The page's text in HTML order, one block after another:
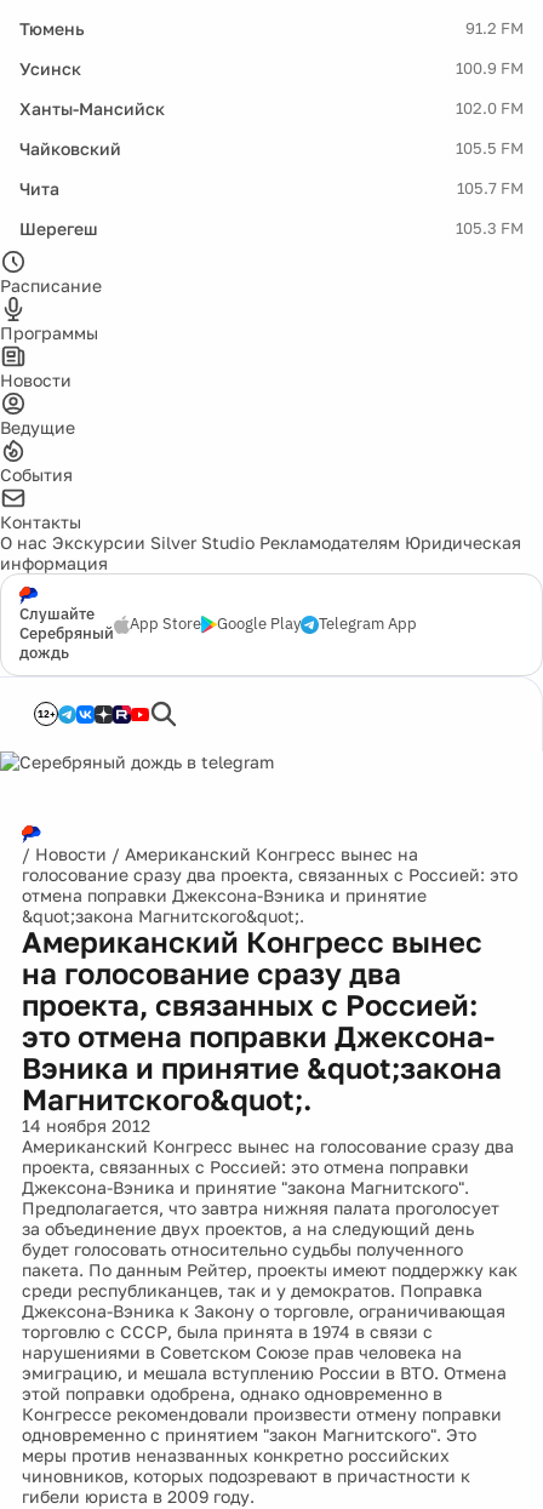
Тюмень 91.2 FM
Усинск 100.9 FM
Ханты-Мансийск 102.0 FM
Чайковский 105.5 FM
Чита 105.7 FM
Шерегеш 105.3 FM
Расписание
Программы
Новости
Ведущие
События
Контакты
О нас Экскурсии Silver Studio Рекламодателям Юридическая
информация
Слушайте
Серебряный
дождь
App Store Google Play Telegram App
12+
/ Новости / Американский Конгресс вынес на
голосование сразу два проекта, связанных с Россией: это
отмена поправки Джексона-Вэника и принятие
&quot;закона Магнитского&quot;.
Американский Конгресс вынес
на голосование сразу два
проекта, связанных с Россией:
это отмена поправки Джексона-
Вэника и принятие &quot;закона
Магнитского&quot;.
14 ноября 2012
Американский Конгресс вынес на голосование сразу два
проекта, связанных с Россией: это отмена поправки
Джексона-Вэника и принятие "закона Магнитского".
Предполагается, что завтра нижняя палата проголосует
за объединение двух проектов, а на следующий день
будет голосовать относительно судьбы полученного
пакета. По данным Рейтер, проекты имеют поддержку как
среди республиканцев, так и у демократов. Поправка
Джексона-Вэника к Закону о торговле, ограничивающая
торговлю с СССР, была принята в 1974 в связи с
нарушениями в Советском Союзе прав человека на
эмиграцию, и мешала вступлению России в ВТО. Отмена
этой поправки одобрена, однако одновременно в
Конгрессе рекомендовали произвести отмену поправки
одновременно с принятием "закон Магнитского". Это
меры против неназванных конкретно российских
чиновников, которых подозревают в причастности к
гибели юриста в 2009 году.